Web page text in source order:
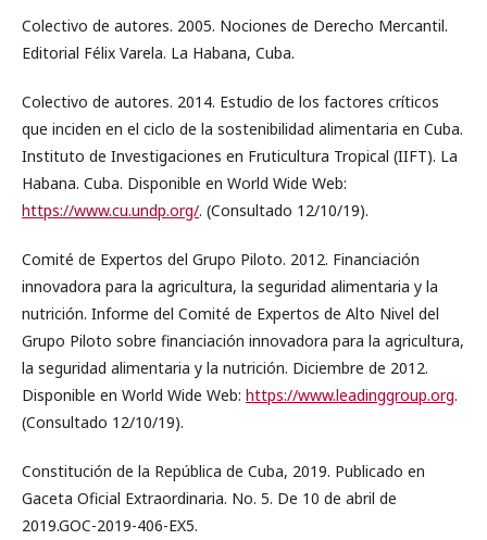
Colectivo de autores. 2005. Nociones de Derecho Mercantil.
Editorial Félix Varela. La Habana, Cuba.
Colectivo de autores. 2014. Estudio de los factores críticos
que inciden en el ciclo de la sostenibilidad alimentaria en Cuba.
Instituto de Investigaciones en Fruticultura Tropical (IIFT). La
Habana. Cuba. Disponible en World Wide Web:
https://www.cu.undp.org/. (Consultado 12/10/19).
Comité de Expertos del Grupo Piloto. 2012. Financiación
innovadora para la agricultura, la seguridad alimentaria y la
nutrición. Informe del Comité de Expertos de Alto Nivel del
Grupo Piloto sobre financiación innovadora para la agricultura,
la seguridad alimentaria y la nutrición. Diciembre de 2012.
Disponible en World Wide Web: https://www.leadinggroup.org.
(Consultado 12/10/19).
Constitución de la República de Cuba, 2019. Publicado en
Gaceta Oficial Extraordinaria. No. 5. De 10 de abril de
2019.GOC-2019-406-EX5.